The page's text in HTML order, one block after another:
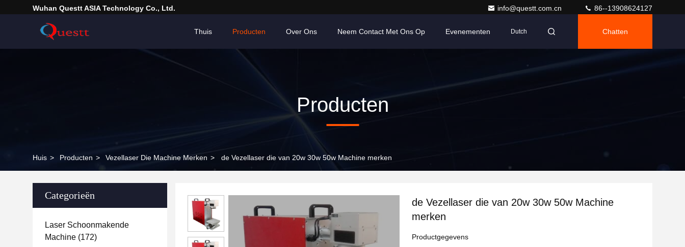
Wuhan Questt ASIA Technology Co., Ltd. info@questt.com.cn 86--13908624127
Thuis Producten Over Ons Neem Contact Met Ons Op Evenementen Dutch Chatten
Producten
Huis > Producten > Vezellaser Die Machine Merken > de Vezellaser die van 20w 30w 50w Machine merken
Categorieën
Laser Schoonmakende
Machine (172)
de Vezellaser die van 20w 30w 50w Machine
merken
Productgegevens